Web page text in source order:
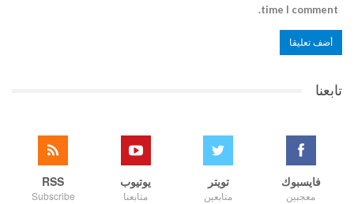
time I comment.
تابعنا
فايسبوك
معجبين
تويتر
متابعين
يوتيوب
متابعنا
RSS
Subscribe